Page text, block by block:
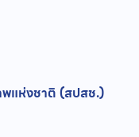
แห่งชาติ (สปสช.)